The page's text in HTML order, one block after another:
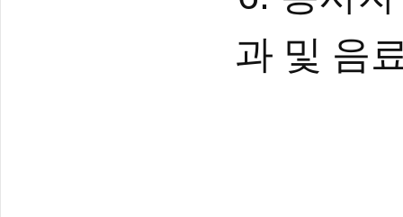
과 및 음